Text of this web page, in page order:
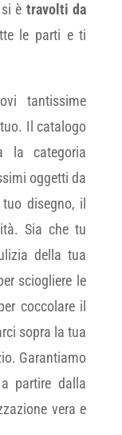
è travolti da
le parti e ti
tantissime
Il catalogo
la categoria
oggetti da
disegno, il
Sia che tu
della tua
sciogliere le
coccolare il
sopra la tua
Garantiamo
partire dalla
vera e